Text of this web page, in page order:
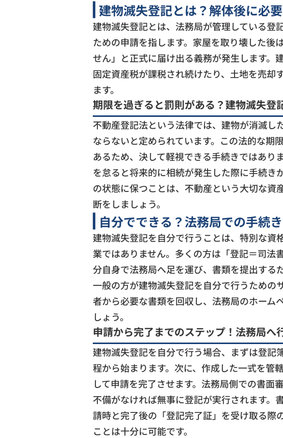
建物滅失登記とは？解体後に必
建物滅失登記とは、法務局が管理している登
ための申請を指します。家屋を取り壊した後
せん」と正式に届け出る義務が発生します。
固定資産税が課税され続けたり、土地を売却
ます。
期限を過ぎると罰則がある？建物滅失登
不動産登記法という法律では、建物が消滅
ならないと定められています。この法的な期
あるため、決して軽視できる手続きではあり
を怠ると将来的に相続が発生した際に手続
の状態に保つことは、不動産という大切な
断をしましょう。
自分でできる？法務局での手続
建物滅失登記を自分で行うことは、特別な資
業ではありません。多くの方は「登記＝司法
分自身で法務局へ足を運び、書類を提出する
一般の方が建物滅失登記を自分で行うための
者から必要な書類を回収し、法務局のホーム
しょう。
申請から完了までのステップ！法務局へ
建物滅失登記を自分で行う場合、まずは登記
程から始まります。次に、作成した一式を管
して申請を完了させます。法務局側での書
不備がなければ無事に登記が実行されます。
請時と完了後の「登記完了証」を受け取る際
ことは十分に可能です。